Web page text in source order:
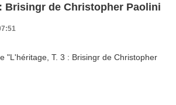
Brisingr de Christopher Paolini